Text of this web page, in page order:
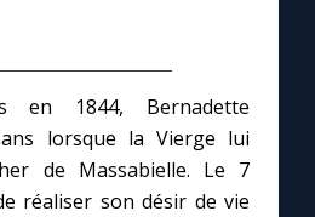
en 1844, Bernadette
lorsque la Vierge lui
de Massabielle. Le 7
réaliser son désir de vie